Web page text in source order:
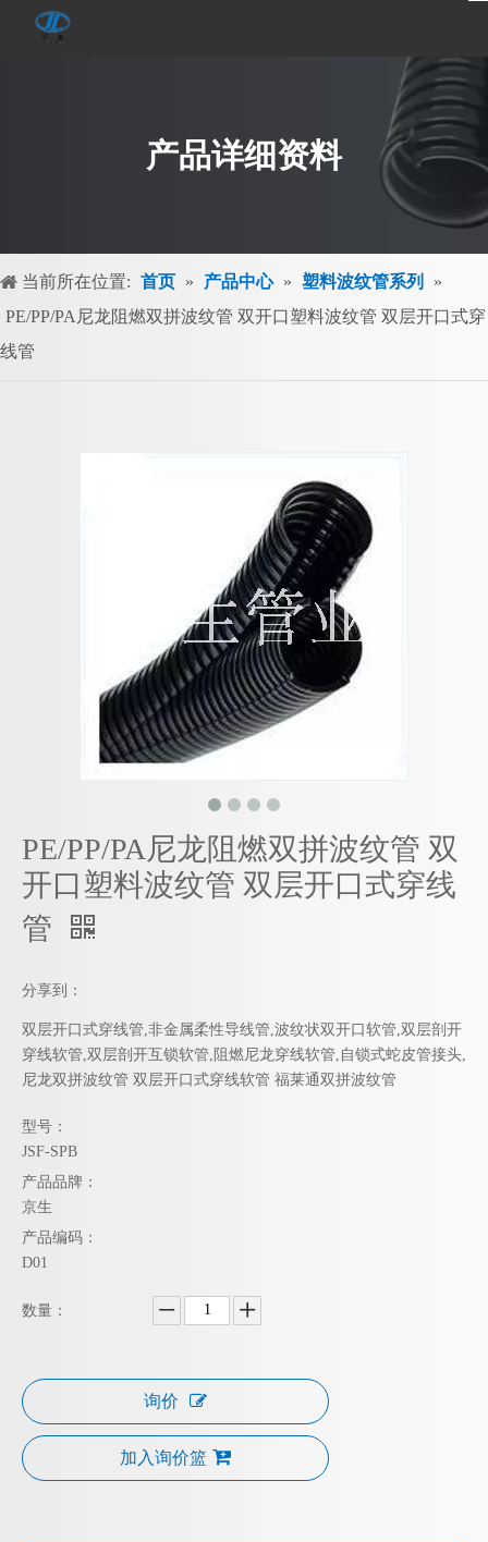
产品详细资料
当前所在位置: 首页 » 产品中心 » 塑料波纹管系列
»
PE/PP/PA尼龙阻燃双拼波纹管 双开口塑料波纹管 双层开口式穿
线管
PE/PP/PA尼龙阻燃双拼波纹管 双
开口塑料波纹管 双层开口式穿线
管
分享到：
双层开口式穿线管,非金属柔性导线管,波纹状双开口软管,双层剖开
穿线软管,双层剖开互锁软管,阻燃尼龙穿线软管,自锁式蛇皮管接头,
尼龙双拼波纹管 双层开口式穿线软管 福莱通双拼波纹管
型号：
JSF-SPB
产品品牌：
京生
产品编码：
D01
数量：
询价
加入询价篮